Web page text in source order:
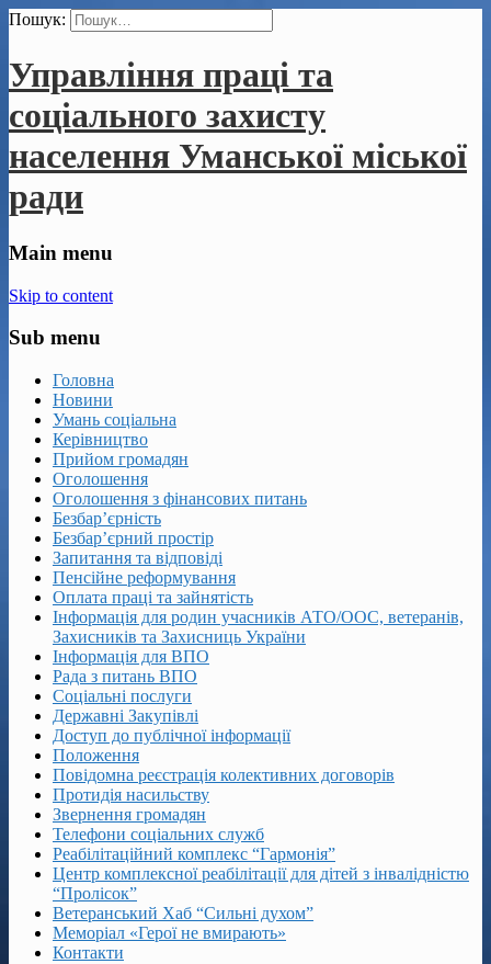
Пошук:
Управління праці та
соціального захисту
населення Уманської міської
ради
Main menu
Skip to content
Sub menu
Головна
Новини
Умань соціальна
Керівництво
Прийом громадян
Оголошення
Оголошення з фінансових питань
Безбар’єрність
Безбар’єрний простір
Запитання та відповіді
Пенсійне реформування
Оплата праці та зайнятість
Інформація для родин учасників АТО/ООС, ветеранів,
Захисників та Захисниць України
Інформація для ВПО
Рада з питань ВПО
Соціальні послуги
Державні Закупівлі
Доступ до публічної інформації
Положення
Повідомна реєстрація колективних договорів
Протидія насильству
Звернення громадян
Телефони соціальних служб
Реабілітаційний комплекс “Гармонія”
Центр комплексної реабілітації для дітей з інвалідністю
“Пролісок”
Ветеранський Хаб “Сильні духом”
Меморіал «Герої не вмирають»
Контакти